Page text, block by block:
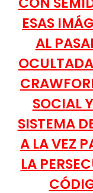
ESAS
AL
SOCIAL
SISTEMA
A LA VEZ
LA